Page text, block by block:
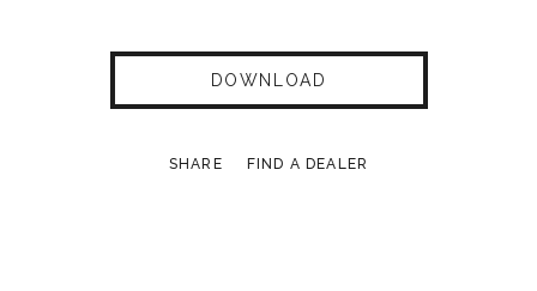
DOWNLOAD
SHARE FIND A DEALER